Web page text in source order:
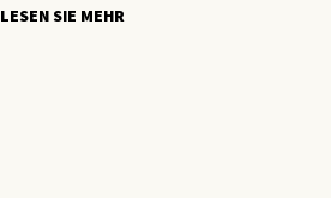
LESEN SIE MEHR